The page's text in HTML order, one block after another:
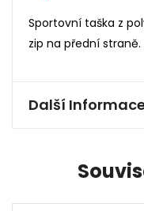
Sportovní taška z
zip na přední straně.
Další